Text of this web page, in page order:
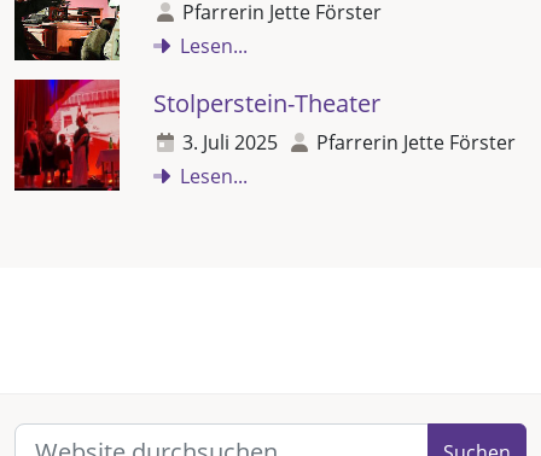
Pfarrerin Jette Förster
Lesen...
Stolperstein-Theater
3. Juli 2025
Pfarrerin Jette Förster
Lesen...